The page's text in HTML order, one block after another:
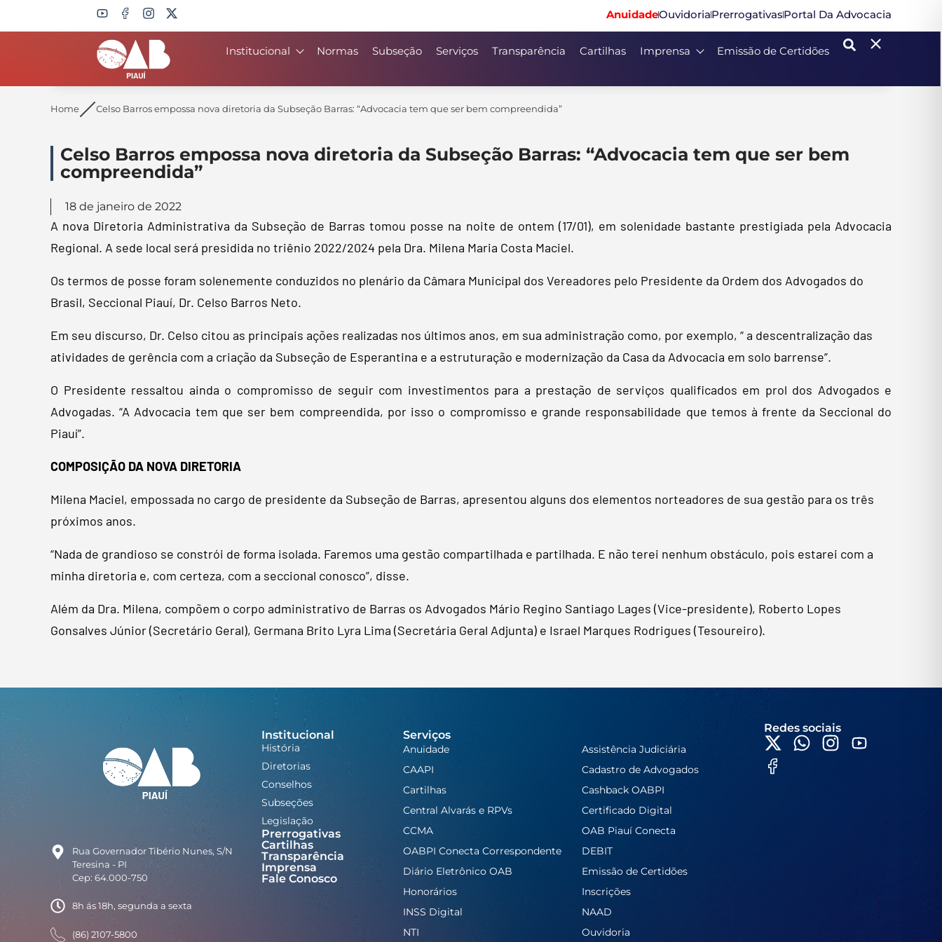
AnuidadeOuvidoriaPrerrogativasPortal Da Advocacia
Institucional Normas Subseção Serviços Transparência Cartilhas Imprensa Emissão de Certidões
Search
Home Celso Barros empossa nova diretoria da Subseção Barras: “Advocacia tem que ser bem compreendida”
Celso Barros empossa nova diretoria da Subseção Barras: “Advocacia tem que ser bem
compreendida”
18 de janeiro de 2022
A nova Diretoria Administrativa da Subseção de Barras tomou posse na noite de ontem (17/01), em solenidade bastante prestigiada pela Advocacia
Regional. A sede local será presidida no triênio 2022/2024 pela Dra. Milena Maria Costa Maciel.
Os termos de posse foram solenemente conduzidos no plenário da Câmara Municipal dos Vereadores pelo Presidente da Ordem dos Advogados do
Brasil, Seccional Piauí, Dr. Celso Barros Neto.
Em seu discurso, Dr. Celso citou as principais ações realizadas nos últimos anos, em sua administração como, por exemplo, “ a descentralização das
atividades de gerência com a criação da Subseção de Esperantina e a estruturação e modernização da Casa da Advocacia em solo barrense”.
O Presidente ressaltou ainda o compromisso de seguir com investimentos para a prestação de serviços qualificados em prol dos Advogados e
Advogadas. “A Advocacia tem que ser bem compreendida, por isso o compromisso e grande responsabilidade que temos à frente da Seccional do
Piauí”.
COMPOSIÇÃO DA NOVA DIRETORIA
Milena Maciel, empossada no cargo de presidente da Subseção de Barras, apresentou alguns dos elementos norteadores de sua gestão para os três
próximos anos.
“Nada de grandioso se constrói de forma isolada. Faremos uma gestão compartilhada e partilhada. E não terei nenhum obstáculo, pois estarei com a
minha diretoria e, com certeza, com a seccional conosco”, disse.
Além da Dra. Milena, compõem o corpo administrativo de Barras os Advogados Mário Regino Santiago Lages (Vice-presidente), Roberto Lopes
Gonsalves Júnior (Secretário Geral), Germana Brito Lyra Lima (Secretária Geral Adjunta) e Israel Marques Rodrigues (Tesoureiro).
Rua Governador Tibério Nunes, S/N
Teresina - PI
Cep: 64.000-750
8h ás 18h, segunda a sexta
(86) 2107-5800
Institucional
História
Diretorias
Conselhos
Subseções
Legislação
Prerrogativas
Cartilhas
Transparência
Imprensa
Fale Conosco
Serviços
Anuidade
Assistência Judiciária
CAAPI
Cadastro de Advogados
Cartilhas
Cashback OABPI
Central Alvarás e RPVs
Certificado Digital
CCMA
OAB Piauí Conecta
OABPI Conecta Correspondente
DEBIT
Diário Eletrônico OAB
Emissão de Certidões
Honorários
Inscrições
INSS Digital
NAAD
NTI
Ouvidoria
Redes sociais